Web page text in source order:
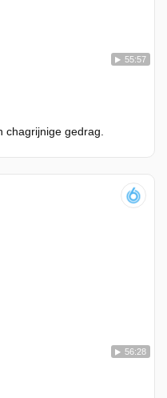
55:57
chagrijnige gedrag.
56:28